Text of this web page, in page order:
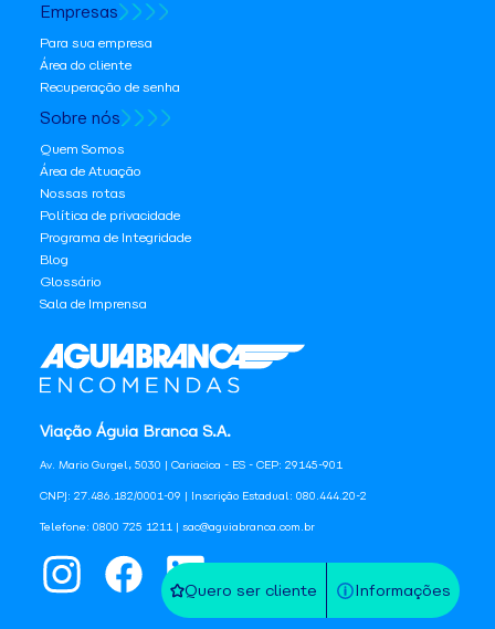
Quero ser cliente Informações
Viação Águia Branca S.A.
Av. Mario Gurgel, 5030 | Cariacica - ES - CEP: 29145-901
CNPJ: 27.486.182/0001-09 | Inscrição Estadual: 080.444.20-2
Telefone: 0800 725 1211 | sac@aguiabranca.com.br
Empresas
Para sua empresa
Área do cliente
Recuperação de senha
Sobre nós
Quem Somos
Área de Atuação
Nossas rotas
Política de privacidade
Programa de Integridade
Blog
Glossário
Sala de Imprensa